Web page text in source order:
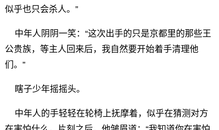
似乎也只会杀人。”
中年人阴阴一笑：“这次出手的只是京都里的那些王
公贵族，等主人回来后，我自然要开始着手清理他
们。”
瞎子少年摇摇头。
中年人的手轻轻在轮椅上抚摩着，似乎在猜测对方